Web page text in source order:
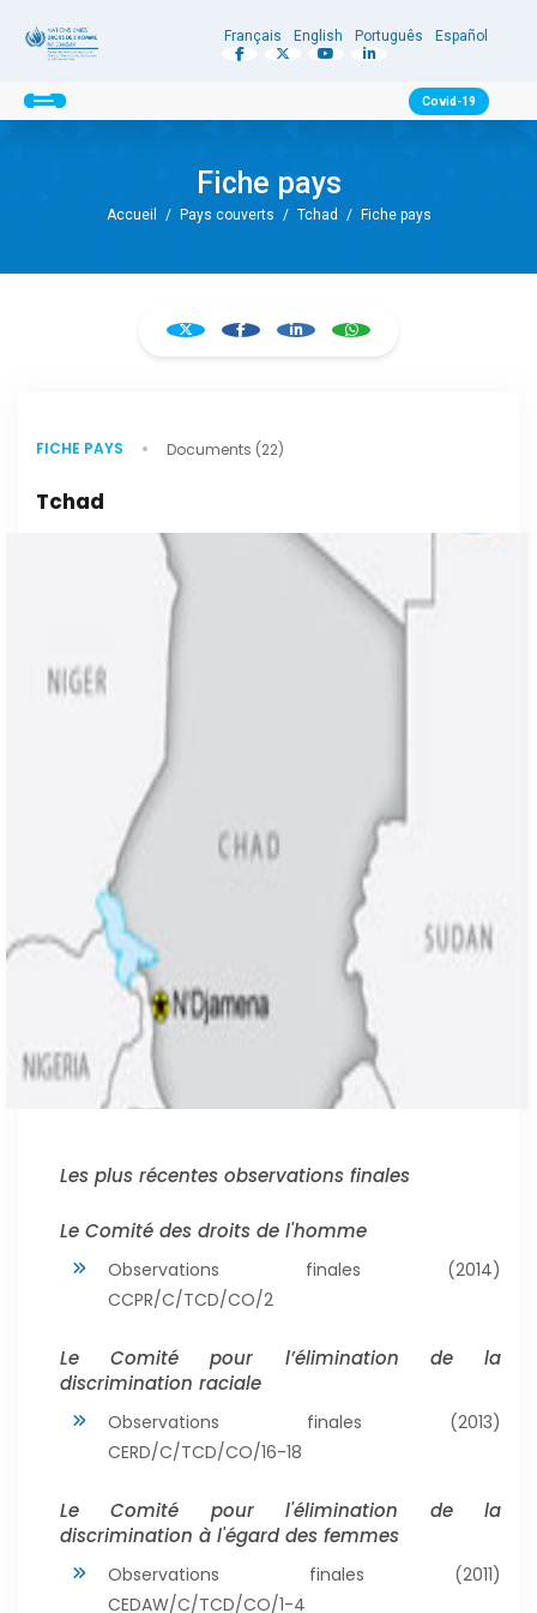
Français English Português Español
Covid-19
Fiche pays
Accueil / Pays couverts / Tchad / Fiche pays
FICHE PAYS Documents (22)
Tchad
Les plus récentes observations finales
Le Comité des droits de l'homme
Observations finales (2014)
CCPR/C/TCD/CO/2
Le Comité pour l’élimination de la
discrimination raciale
Observations finales (2013)
CERD/C/TCD/CO/16-18
Le Comité pour l'élimination de la
discrimination à l'égard des femmes
Observations finales (2011)
CEDAW/C/TCD/CO/1-4